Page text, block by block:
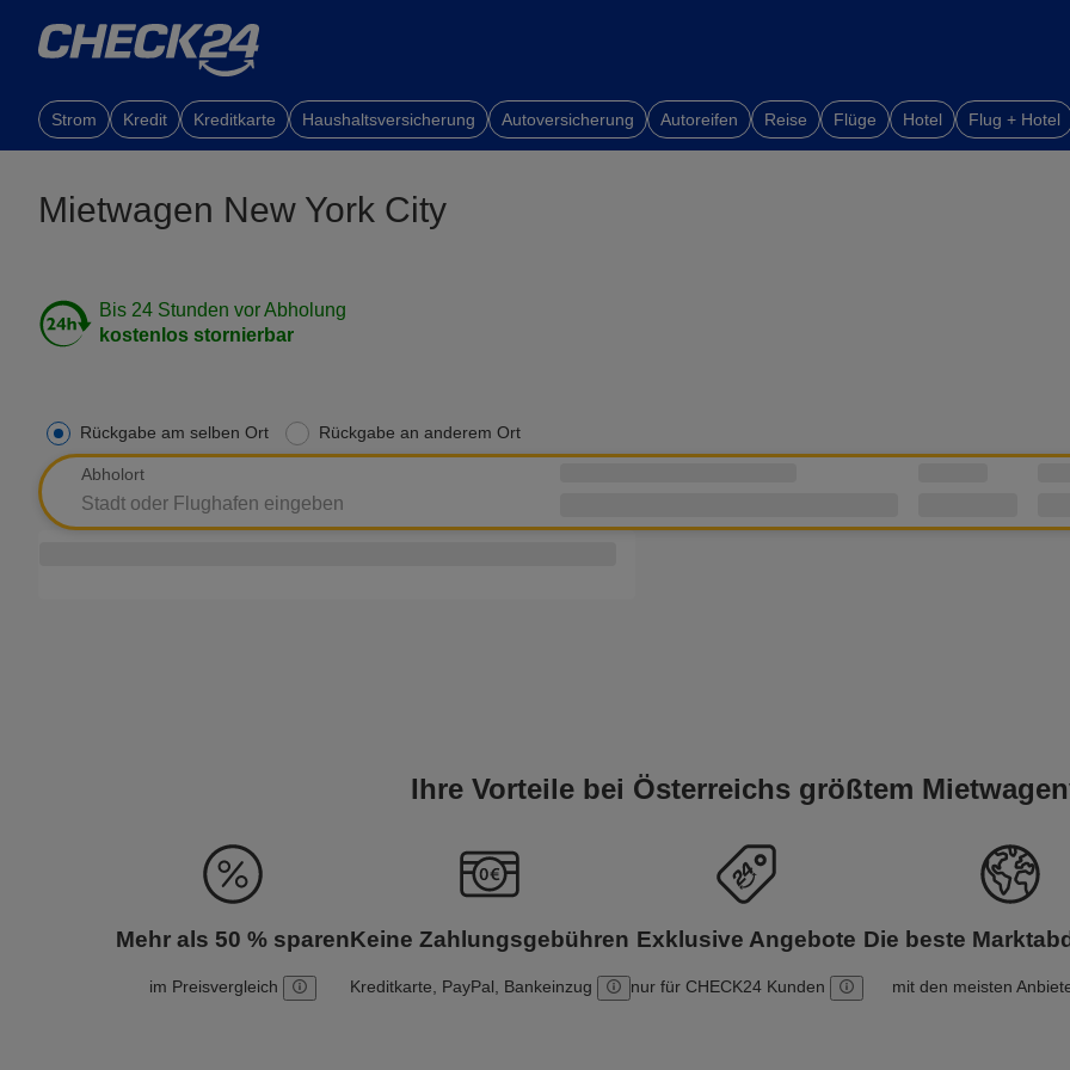
Strom Kredit Kreditkarte Haushaltsversicherung Autoversicherung Autoreifen Reise Flüge Hotel Flug + Hotel
Mietwagen New York City
Bis 24 Stunden vor Abholung
kostenlos stornierbar
Rückgabe am selben Ort Rückgabe an anderem Ort
Abholort
Ihre Vorteile bei Österreichs größtem
Mehr als 50 % sparen
im Preisvergleich
Keine Zahlungsgebühren
Kreditkarte, PayPal, Bankeinzug
Exklusive Angebote
nur für CHECK24 Kunden
Die beste
mit den meisten